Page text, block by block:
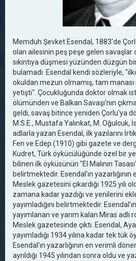
Memduh Şevket Esendal, 1883'de
olan ailesinin peş peşe gelen savaşlar
sıkıntıya düşmesi yüzünden düzgün
bulamadı. Esendal kendi sözleriyle,
okuldan mezun olmamış, tam manası
yetişti". Çocukluğunda doktor olmak
ölümünden ve Balkan Savaşı'nın
geldi, savaş bitince yeniden Çorlu'ya
M.S.E., Mustafa Yalınkat, M.
adlarla yazan Esendal, ilk yazılarını
Fen ve Edep (1910) gibi gazete ve
Kudret, Türk öykücülüğünde özel bir
bilinen ilk öyküsünün "El Malının
belirtmektedir. Esendal'ın
Meslek gazetesini çıkardığı 1925 yılı
zamana kadar yazdığı ve yenilerini
yayımladığını belirtmektedir.
yayımlanan ve yarım kalan Miras adlı
Meslek gazetesinde çıktı. Esendal,
yayımladığı 1934 yılına kadar tek tük
Esendal'ın yazarlığının en verimli
ayrıldığı 1945 yılından sonra oldu ve